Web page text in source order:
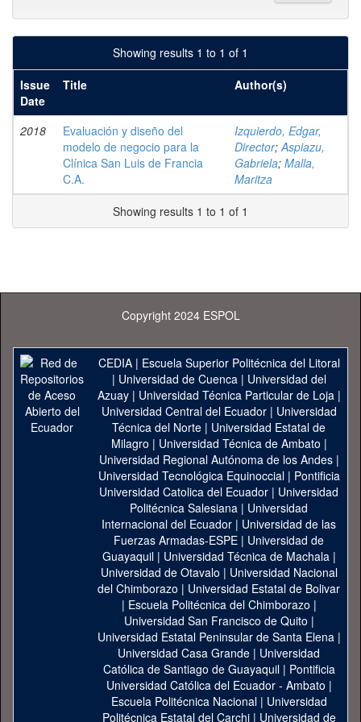
Showing results 1 to 1 of 1
Issue
Date
Title Author(s)
2018
Evaluación y diseño del
modelo de negocio para la
Clínica San Luis de Francia
C.A.
Izquierdo, Edgar,
Director;Aspiazu,
Gabriela; Malla,
Maritza
Showing results 1 to 1 of 1
Copyright 2024 ESPOL
CEDIA| Escuela Superior Politécnica del Litoral
| Universidad de Cuenca| Universidad del
Azuay| Universidad Técnica Particular de Loja|
Universidad Central del Ecuador| Universidad
Técnica del Norte | Universidad Estatal de
Milagro | Universidad Técnica de Ambato |
Universidad Regional Autónoma de los Andes|
Universidad Tecnológica Equinoccial| Pontificia
Universidad Catolica del Ecuador | Universidad
Politécnica Salesiana | Universidad
Internacional del Ecuador | Universidad de las
Fuerzas Armadas-ESPE | Universidad de
Guayaquil| Universidad Técnica de Machala|
Universidad de Otavalo | Universidad Nacional
del Chimborazo | Universidad Estatal de Bolivar
| Escuela Politécnica del Chimborazo |
Universidad San Francisco de Quito |
Universidad Estatal Peninsular de Santa Elena|
Universidad Casa Grande | Universidad
Católica de Santiago de Guayaquil| Pontificia
Universidad Católica del Ecuador - Ambato |
Escuela Politécnica Nacional| Universidad
Politécnica Estatal del Carchi| Universidad de